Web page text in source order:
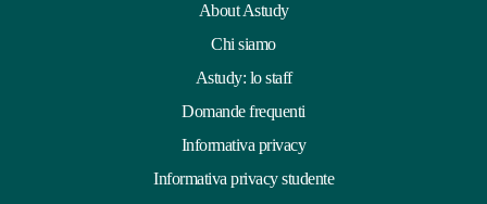
About Astudy
Chi siamo
Astudy: lo staff
Domande frequenti
Informativa privacy
Informativa privacy studente